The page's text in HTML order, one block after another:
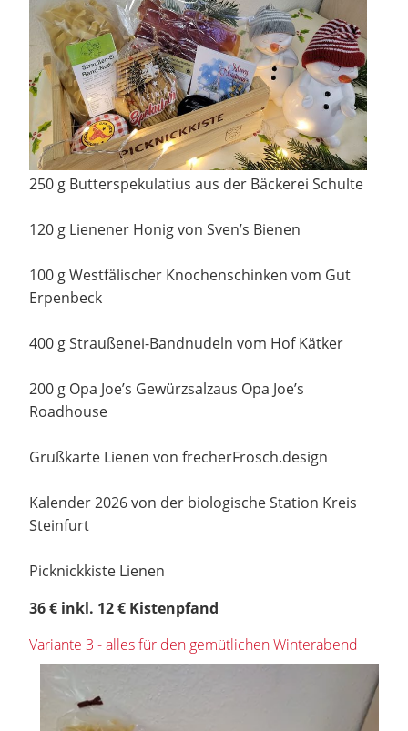
250 g Butterspekulatius aus der Bäckerei Schulte
120 g Lienener Honig von Sven’s Bienen
100 g Westfälischer Knochenschinken vom Gut
Erpenbeck
400 g Straußenei-Bandnudeln vom Hof Kätker
200 g Opa Joe’s Gewürzsalzaus Opa Joe’s
Roadhouse
Grußkarte Lienen von frecherFrosch.design
Kalender 2026 von der biologische Station Kreis
Steinfurt
Picknickkiste Lienen
36 € inkl. 12 € Kistenpfand
Variante 3 - alles für den gemütlichen Winterabend